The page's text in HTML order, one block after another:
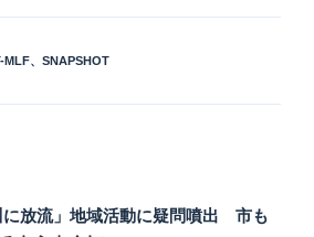
MLF、 SNAPSHOT
に放流」地域活動に疑問噴出 市も